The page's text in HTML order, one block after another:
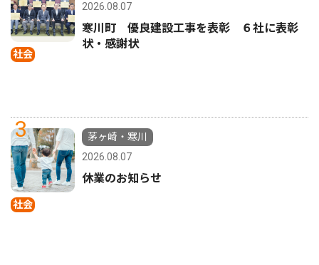
社会
2026.08.07
寒川町 優良建設工事を表彰 ６社に表彰
状・感謝状
3
社会
茅ヶ崎・寒川
2026.08.07
休業のお知らせ